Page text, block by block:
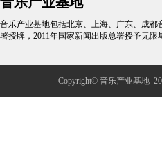
音乐产业基地包括北京、上海、广东、成
署授牌，2011年国家新闻出版总署授予无限
Copyright© 音乐产业基地